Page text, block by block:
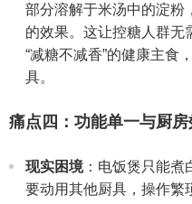
部分溶解于米汤中的淀粉
的效果。这让控糖人群无
“减糖不减香”的健康主食
具。
痛点四：功能单一与厨
现实困境：电饭煲只能煮
要动用其他厨具，操作繁